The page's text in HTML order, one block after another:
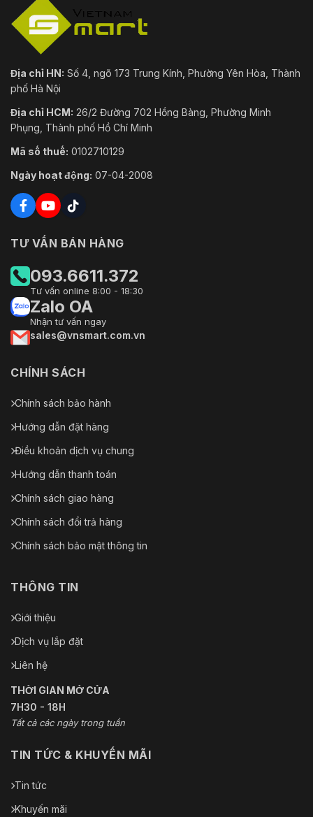
Địa chỉ HN: Số 4, ngõ 173 Trung Kính, Phường Yên Hòa, Thành
phố Hà Nội
Địa chỉ HCM: 26/2 Đường 702 Hồng Bàng, Phường Minh
Phụng, Thành phố Hồ Chí Minh
Mã số thuế: 0102710129
Ngày hoạt động: 07-04-2008
TƯ VẤN BÁN HÀNG
093.6611.372
Tư vấn online 8:00 - 18:30
Zalo OA
Nhận tư vấn ngay
sales@vnsmart.com.vn
CHÍNH SÁCH
Chính sách bảo hành
Hướng dẫn đặt hàng
Điều khoản dịch vụ chung
Hướng dẫn thanh toán
Chính sách giao hàng
Chính sách đổi trả hàng
Chính sách bảo mật thông tin
THÔNG TIN
Giới thiệu
Dịch vụ lắp đặt
Liên hệ
THỜI GIAN MỞ CỬA
7H30 - 18H
Tất cả các ngày trong tuần
TIN TỨC & KHUYẾN MÃI
Tin tức
Khuyến mãi